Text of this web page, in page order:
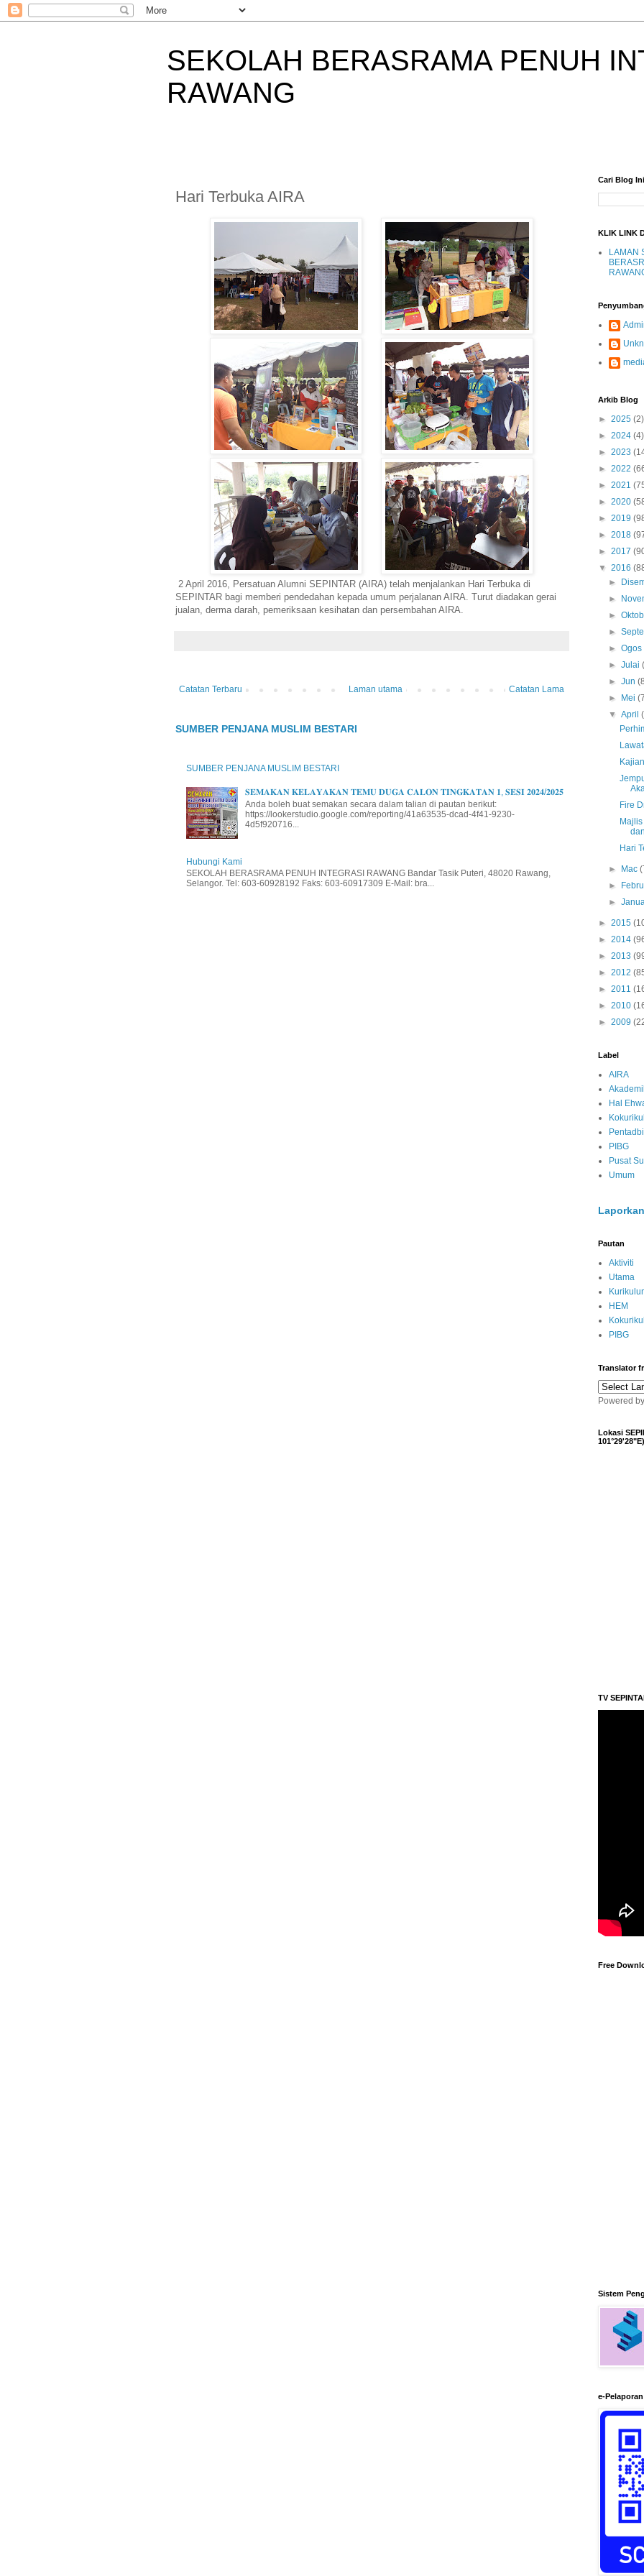
SEKOLAH BERASRAMA PENUH
RAWANG
Hari Terbuka AIRA
2 April 2016, Persatuan Alumni SEPINTAR (AIRA) telah menjalankan Hari Terbuka di
SEPINTAR bagi memberi pendedahan kepada umum perjalanan AIRA. Turut diadakan gerai
jualan, derma darah, pemeriksaan kesihatan dan persembahan AIRA.
Catatan Terbaru Catatan Lama
Laman utama
SUMBER PENJANA MUSLIM BESTARI
SUMBER PENJANA MUSLIM BESTARI
𝐒𝐄𝐌𝐀𝐊𝐀𝐍 𝐊𝐄𝐋𝐀𝐘𝐀𝐊𝐀𝐍 𝐓𝐄𝐌𝐔 𝐃𝐔𝐆𝐀 𝐂𝐀𝐋𝐎𝐍 𝐓𝐈𝐍𝐆𝐊𝐀𝐓𝐀𝐍 𝟏, 𝐒𝐄𝐒𝐈 𝟐𝟎𝟐𝟒/𝟐𝟎𝟐𝟓
Anda boleh buat semakan secara dalam talian di pautan berikut:
https://lookerstudio.google.com/reporting/41a63535-dcad-4f41-9230-
4d5f920716...
Hubungi Kami
SEKOLAH BERASRAMA PENUH INTEGRASI RAWANG Bandar Tasik Puteri, 48020 Rawang,
Selangor. Tel: 603-60928192 Faks: 603-60917309 E-Mail: bra...
Cari Blog Ini
KLIK LINK
LAMAN
Arkib Blog
► 2025 (2)
► 2024 (4)
► 2023
► 2022
► 2021
► 2020
► 2019
► 2018
► 2017
▼ 2016
►
►
►
►
►Ogos
►Julai
►Jun
►
Mei
▼April
Fire
Hari
► Mac
►
►
► 2015
► 2014
► 2013
► 2012
► 2011
► 2010
► 2009
Label
AIRA
Hal
PIBG
Pusat
Umum
Pautan
Aktiviti
Utama
HEM
PIBG
Translator
Powered
Lokasi
101°29'28"E)
TV
Free
Sistem
e-